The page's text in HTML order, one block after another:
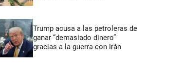
Trump acusa a las petroleras de
ganar “demasiado dinero”
gracias a la guerra con Irán